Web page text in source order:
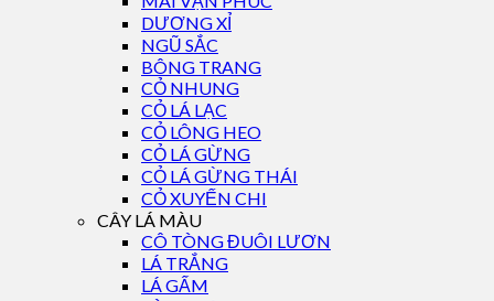
DƯƠNG XỈ
NGŨ SẮC
BÔNG TRANG
CỎ NHUNG
CỎ LÁ LẠC
CỎ LÔNG HEO
CỎ LÁ GỪNG
CỎ LÁ GỪNG THÁI
CỎ XUYẾN CHI
CÂY LÁ MÀU
CÔ TÒNG ĐUÔI LƯƠN
LÁ TRẮNG
LÁ GẤM